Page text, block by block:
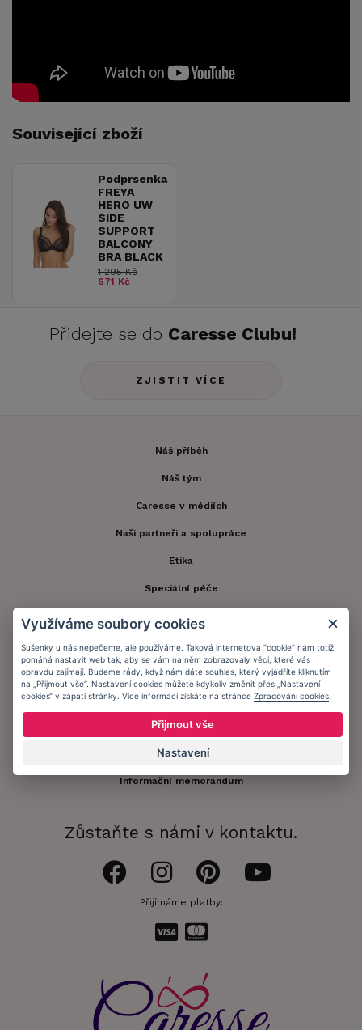
Související zboží
Podprsenka
FREYA
HERO UW
SIDE
SUPPORT
BALCONY
BRA BLACK
1 295 Kč
671 Kč
Přidejte se do Caresse Clubu!
ZJISTIT VÍCE
Náš příběh
Náš tým
Caresse v médiích
Naši partneři a spolupráce
Etika
Speciální péče
Kontakt
Zákaznický účet
Registrace zákazníka
Doprava a platba
Obchodní podmínky
Ochrana osobních údajů
Informační memorandum
Zůstaňte s námi v kontaktu.
Přijímáme platby:
Využíváme soubory cookies
Sušenky u nás nepečeme, ale používáme. Taková internetová "cookie" nám totiž
pomáhá nastavit web tak, aby se vám na něm zobrazovaly věci, které vás
opravdu zajímají. Budeme rády, když nám dáte souhlas, který vyjádříte kliknutím
na „Přijmout vše“. Nastavení cookies můžete kdykoliv změnit přes „Nastavení
cookies“ v zápatí stránky. Více informací získáte na stránce Zpracování cookies
Přijmout vše
Nastavení